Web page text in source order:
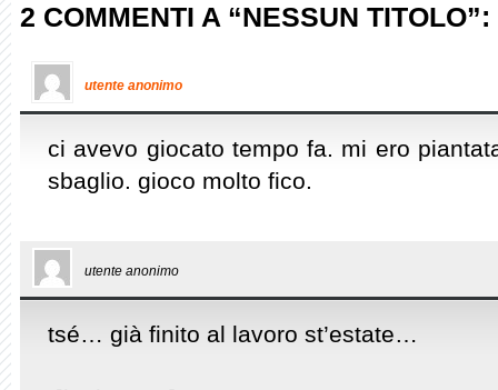
2 COMMENTI A “NESSUN TITOLO”:
utente anonimo
ci avevo giocato tempo fa. mi ero
sbaglio. gioco molto fico.
utente anonimo
tsé… già finito al lavoro st’estate…